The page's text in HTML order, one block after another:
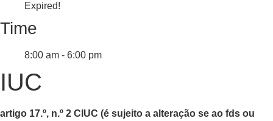
Expired!
Time
8:00 am - 6:00 pm
IUC
artigo 17.º, n.º 2 CIUC (é sujeito a alteração se ao fds ou